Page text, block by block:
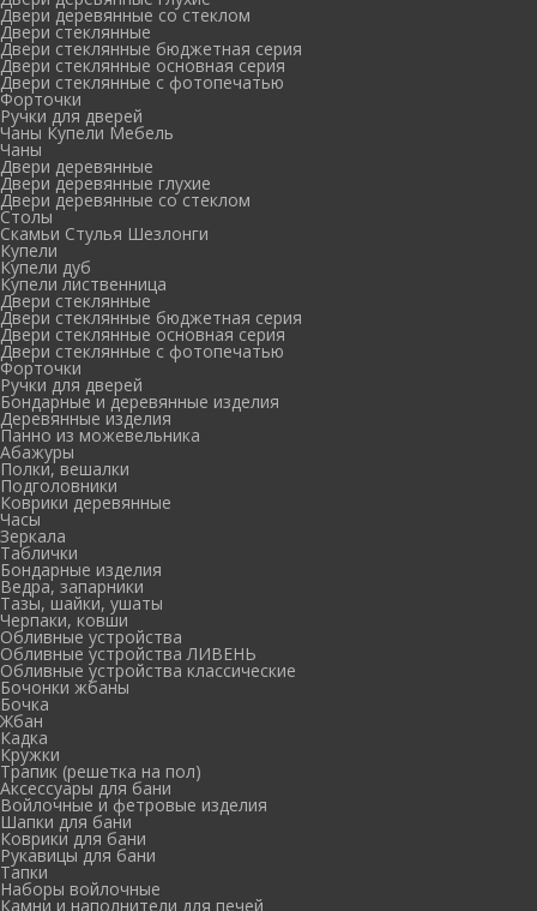
Двери деревянные со стеклом
Двери стеклянные
Двери стеклянные бюджетная серия
Двери стеклянные основная серия
Двери стеклянные с фотопечатью
Форточки
Ручки для дверей
Чаны Купели Мебель
Чаны
Двери деревянные
Двери деревянные глухие
Двери деревянные со стеклом
Столы
Скамьи Стулья Шезлонги
Купели
Купели дуб
Купели лиственница
Двери стеклянные
Двери стеклянные бюджетная серия
Двери стеклянные основная серия
Двери стеклянные с фотопечатью
Форточки
Ручки для дверей
Бондарные и деревянные изделия
Деревянные изделия
Панно из можевельника
Абажуры
Полки, вешалки
Подголовники
Коврики деревянные
Часы
Зеркала
Таблички
Бондарные изделия
Ведра, запарники
Тазы, шайки, ушаты
Черпаки, ковши
Обливные устройства
Обливные устройства ЛИВЕНЬ
Обливные устройства классические
Бочонки жбаны
Бочка
Жбан
Кадка
Кружки
Трапик (решетка на пол)
Аксессуары для бани
Войлочные и фетровые изделия
Шапки для бани
Коврики для бани
Рукавицы для бани
Тапки
Наборы войлочные
Камни и наполнители для печей